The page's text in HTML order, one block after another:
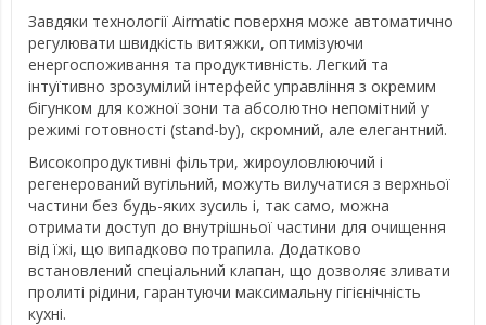
Завдяки технології Airmatic поверхня може автоматично
регулювати швидкість витяжки, оптимізуючи
енергоспоживання та продуктивність. Легкий та
інтуїтивно зрозумілий інтерфейс управління з окремим
бігунком для кожної зони та абсолютно непомітний у
режимі готовності (stand-by), скромний, але елегантний.
Високопродуктивні фільтри, жироуловлюючий і
регенерований вугільний, можуть вилучатися з верхньої
частини без будь-яких зусиль і, так само, можна
отримати доступ до внутрішньої частини для очищення
від їжі, що випадково потрапила. Додатково
встановлений спеціальний клапан, що дозволяє зливати
пролиті рідини, гарантуючи максимальну гігієнічність
кухні.